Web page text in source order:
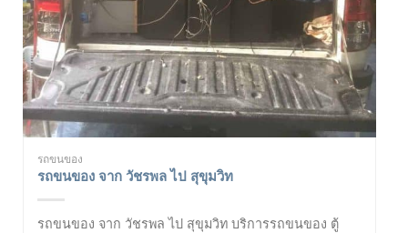
รถขนของ
รถขนของ จาก วัชรพล ไป สุขุมวิท
รถขนของ จาก วัชรพล ไป สุขุมวิท บริการรถขนของ ตู้